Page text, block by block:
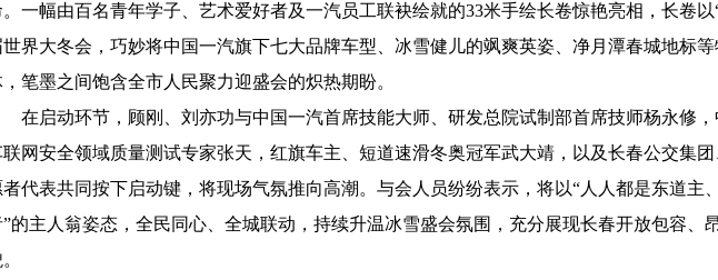
。一幅由百名青年学子、艺术爱好者及一汽员工联袂绘就的33米手绘长卷惊艳亮相，长卷以
世界大冬会，巧妙将中国一汽旗下七大品牌车型、冰雪健儿的飒爽英姿、净月潭春城地标
笔墨之间饱含全市人民聚力迎盛会的炽热期盼。
启动环节，顾刚、刘亦功与中国一汽首席技能大师、研发总院试制部首席技师杨永修，
联网安全领域质量测试专家张天，红旗车主、短道速滑冬奥冠军武大靖，以及长春公交集
者代表共同按下启动键，将现场气氛推向高潮。与会人员纷纷表示，将以“人人都是东道主
”的主人翁姿态，全民同心、全城联动，持续升温冰雪盛会氛围，充分展现长春开放包容、